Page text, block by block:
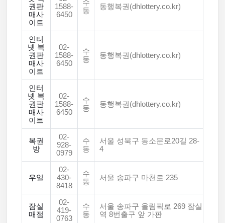
권판
매사
이트
1588-
6450
수
동
동행복권(dhlottery.co.kr)
인터
넷 복
권판
매사
이트
02-
1588-
6450
수
동
동행복권(dhlottery.co.kr)
인터
넷 복
권판
매사
이트
02-
1588-
6450
수
동
동행복권(dhlottery.co.kr)
복권
방
02-
928-
0979
수
동
서울 성북구 동소문로20길 28-
4
우일
02-
430-
8418
수
동
서울 송파구 마천로 235
잠실
매점
02-
419-
0763
수
동
서울 송파구 올림픽로 269 잠실
역 8번출구 앞 가판